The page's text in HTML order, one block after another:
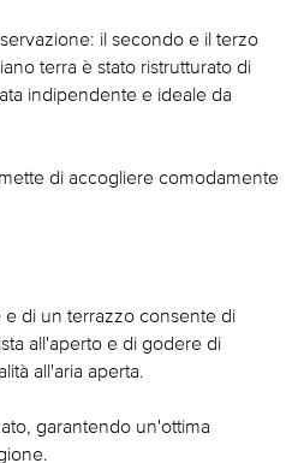
il secondo e il terzo
terra è stato ristrutturato di
indipendente e ideale da
di accogliere comodamente
di un terrazzo consente di
all'aperto e di godere di
all'aria aperta.
garantendo un'ottima